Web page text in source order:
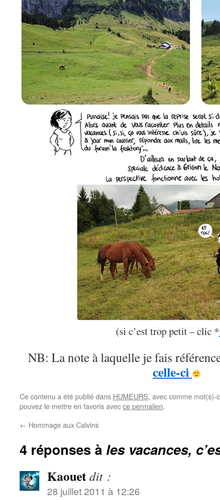
(si c’est trop petit – clic *
NB: La note à laquelle je fais
celle-ci
Ce contenu a été publié dans HUMEURS, avec comme
pouvez le mettre en favoris avecce permalien.
← Hommage aux Calvins
4 réponses à les vacances,
Kaouetdit :
28 juillet 2011 à 12:26